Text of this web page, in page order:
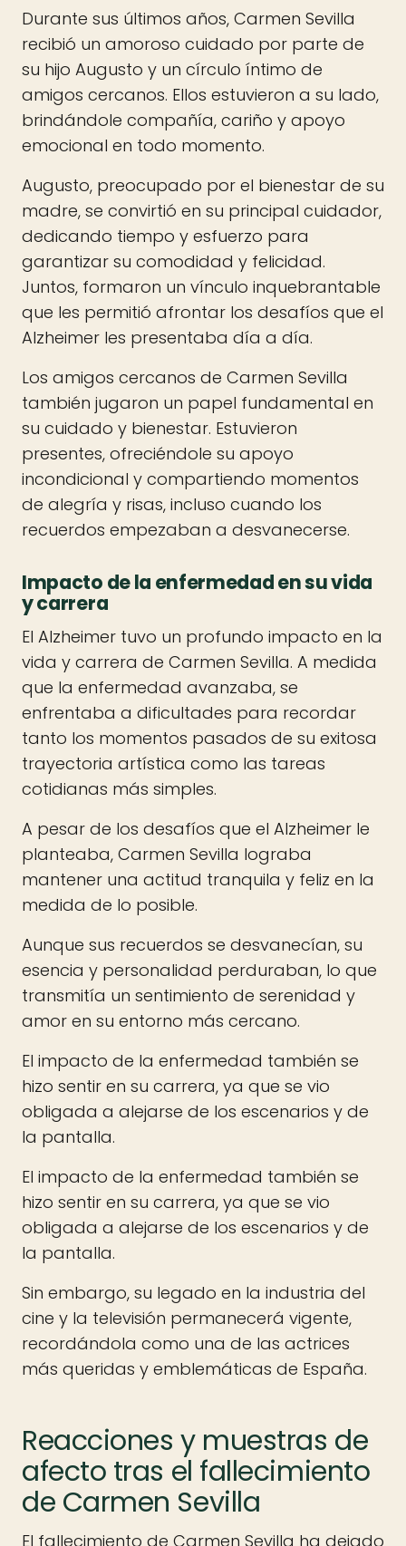
Durante sus últimos años, Carmen Sevilla
recibió un amoroso cuidado por parte de
su hijo Augusto y un círculo íntimo de
amigos cercanos. Ellos estuvieron a su lado,
brindándole compañía, cariño y apoyo
emocional en todo momento.
Augusto, preocupado por el bienestar de su
madre, se convirtió en su principal cuidador,
dedicando tiempo y esfuerzo para
garantizar su comodidad y felicidad.
Juntos, formaron un vínculo inquebrantable
que les permitió afrontar los desafíos que el
Alzheimer les presentaba día a día.
Los amigos cercanos de Carmen Sevilla
también jugaron un papel fundamental en
su cuidado y bienestar. Estuvieron
presentes, ofreciéndole su apoyo
incondicional y compartiendo momentos
de alegría y risas, incluso cuando los
recuerdos empezaban a desvanecerse.
Impacto de la enfermedad en su vida
y carrera
El Alzheimer tuvo un profundo impacto en la
vida y carrera de Carmen Sevilla. A medida
que la enfermedad avanzaba, se
enfrentaba a dificultades para recordar
tanto los momentos pasados de su exitosa
trayectoria artística como las tareas
cotidianas más simples.
A pesar de los desafíos que el Alzheimer le
planteaba, Carmen Sevilla lograba
mantener una actitud tranquila y feliz en la
medida de lo posible.
Aunque sus recuerdos se desvanecían, su
esencia y personalidad perduraban, lo que
transmitía un sentimiento de serenidad y
amor en su entorno más cercano.
El impacto de la enfermedad también se
hizo sentir en su carrera, ya que se vio
obligada a alejarse de los escenarios y de
la pantalla.
El impacto de la enfermedad también se
hizo sentir en su carrera, ya que se vio
obligada a alejarse de los escenarios y de
la pantalla.
Sin embargo, su legado en la industria del
cine y la televisión permanecerá vigente,
recordándola como una de las actrices
más queridas y emblemáticas de España.
Reacciones y muestras de
afecto tras el fallecimiento
de Carmen Sevilla
El fallecimiento de Carmen Sevilla ha dejado